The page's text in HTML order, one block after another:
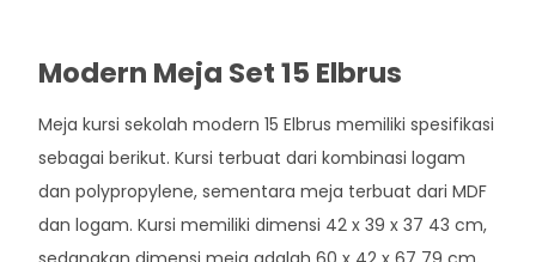
Modern Meja Set 15 Elbrus
Meja kursi sekolah modern 15 Elbrus memiliki spesifikasi
sebagai berikut. Kursi terbuat dari kombinasi logam
dan polypropylene, sementara meja terbuat dari MDF
dan logam. Kursi memiliki dimensi 42 x 39 x 37 43 cm,